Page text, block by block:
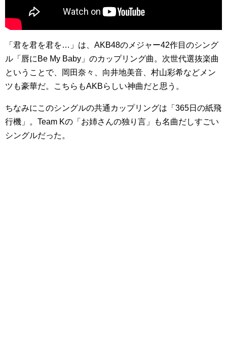
「君を君を君を…」は、AKB48のメジャー42作目のシング
ル「唇にBe My Baby」のカップリング曲。次世代選抜楽曲
ということで、岡田奈々、向井地美音、村山彩希などメン
ツも豪華だ。こちらもAKBらしい神曲だと思う。
ちなみにこのシングルの共通カップリングは「365日の紙飛
行機」。Team Kの「お姉さんの独り言」も名曲だしすごい
シングルだった。